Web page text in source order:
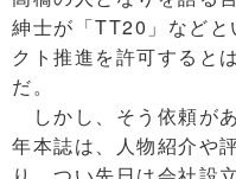
紳士が「TT20」などと
クト推進を許可すると
だ。
しかし、そう依頼が
年本誌は、人物紹介や